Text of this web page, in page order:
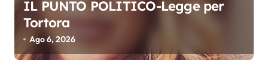
i
c
o
IL PUNTO POLITICO-Legge per
Tortora
Ago 6, 2026